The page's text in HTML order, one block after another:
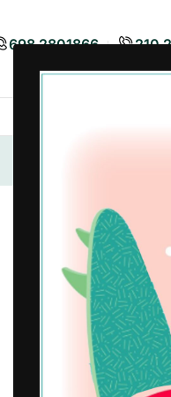
698 2801866 210